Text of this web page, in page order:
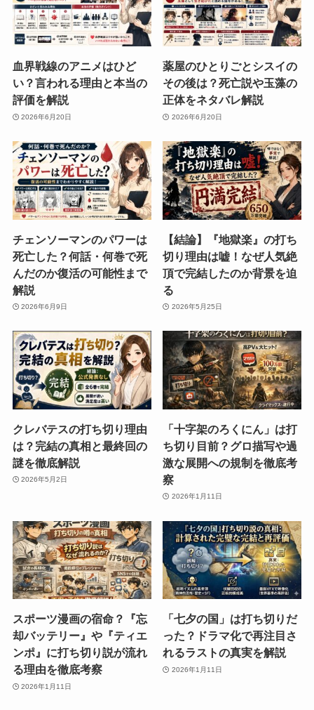
血界戦線のアニメはひど
い？言われる理由と本当の
評価を解説
2026年6月20日
薬屋のひとりごとシスイの
その後は？死亡説や玉藻の
正体をネタバレ解説
2026年6月20日
チェンソーマンのパワーは
死亡した？何話・何巻で死
んだのか復活の可能性まで
解説
2026年6月9日
【結論】『地獄楽』の打ち
切り理由は嘘！なぜ人気絶
頂で完結したのか背景を迫
る
2026年5月25日
クレバテスの打ち切り理由
は？完結の真相と最終回の
謎を徹底解説
2026年5月2日
「十字架のろくにん」は打
ち切り目前？グロ描写や過
激な展開への規制を徹底考
察
2026年1月11日
スポーツ漫画の宿命？『忘
却バッテリー』や『ティエ
ンポ』に打ち切り説が流れ
る理由を徹底考察
2026年1月11日
「七夕の国」は打ち切りだ
った？ドラマ化で再注目さ
れるラストの真実を解説
2026年1月11日